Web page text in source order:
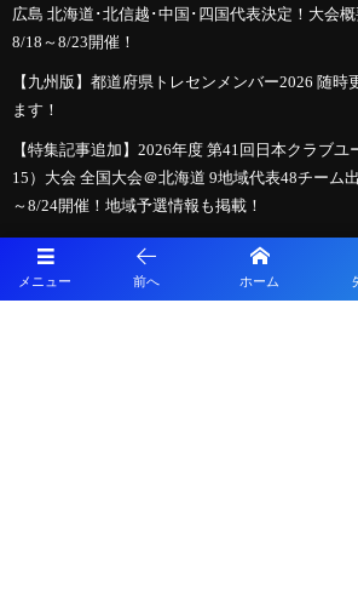
メニュー 前へ ホーム
広島 北海道･北信越･中国･四国代表決定！大会
8/18～8/23開催！
【九州版】都道府県トレセンメンバー2026 随
ます！
【特集記事追加】2026年度 第41回日本クラブ
15）大会 全国大会＠北海道 9地域代表48チーム
～8/24開催！地域予選情報も掲載！
【8/7インターシティトリムカップ、8/14全国大
手権U-15全国大会までの軌跡 ～図解！インター
ニコンカップとの関係は？～ 2026年度クラブユ